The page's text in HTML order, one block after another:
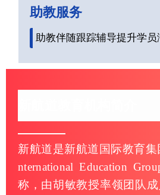
助教服务
助教伴随跟踪辅导提升学员
新航道是新航道国际教育集
nternational Education
称，由胡敏教授率领团队成